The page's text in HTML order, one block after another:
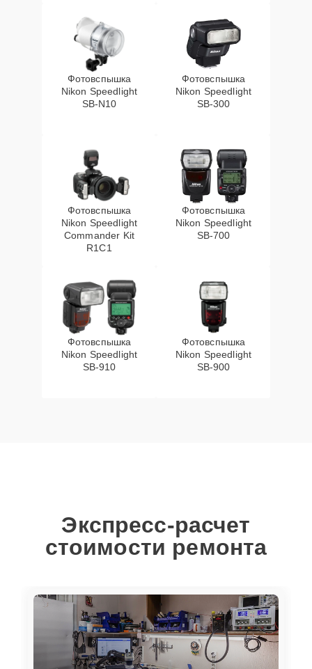
Фотовспышка
Nikon Speedlight
SB-N10
Фотовспышка
Nikon Speedlight
SB-300
Фотовспышка
Nikon Speedlight
Commander Kit
R1C1
Фотовспышка
Nikon Speedlight
SB-700
Фотовспышка
Nikon Speedlight
SB-910
Фотовспышка
Nikon Speedlight
SB-900
Экспресс-расчет
стоимости ремонта